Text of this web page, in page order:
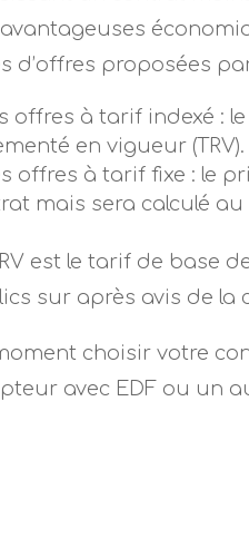
d’offres proposées
offres à tarif indexé :
en vigueur (TRV).
offres à tarif fixe : le
mais sera calculé
est le tarif de base
sur après avis de la
choisir votre
avec EDF ou un